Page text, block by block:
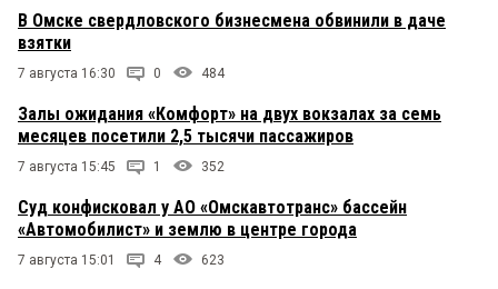
В Омске свердловского бизнесмена обвинили в даче
взятки
7 августа 16:30 0 484
Залы ожидания «Комфорт» на двух вокзалах за семь
месяцев посетили 2,5 тысячи пассажиров
7 августа 15:45 1 352
Суд конфисковал у АО «Омскавтотранс» бассейн
«Автомобилист» и землю в центре города
7 августа 15:01 4 623